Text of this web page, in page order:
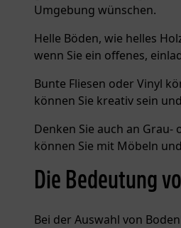
Umgebung wünschen.
Helle Böden, wie helles
wenn Sie ein offenes,
Bunte Fliesen oder Vinyl
können Sie kreativ sein
Denken Sie auch an
können Sie mit Möbeln
Die Bedeutung
Bei der Auswahl von